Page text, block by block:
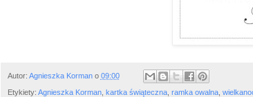
Autor: Agnieszka Korman o 09:00
Etykiety: Agnieszka Korman, kartka świąteczna, ramka owalna,